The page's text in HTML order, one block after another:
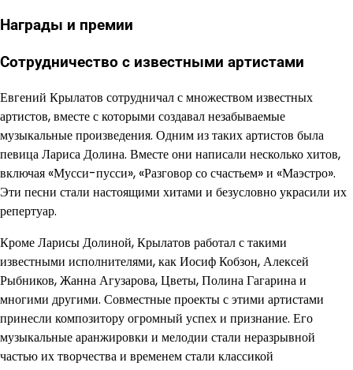
Награды и премии
Сотрудничество с известными артистами
Евгений Крылатов сотрудничал с множеством известных
артистов, вместе с которыми создавал незабываемые
музыкальные произведения. Одним из таких артистов была
певица Лариса Долина. Вместе они написали несколько хитов,
включая «Мусси-пусси», «Разговор со счастьем» и «Маэстро».
Эти песни стали настоящими хитами и безусловно украсили их
репертуар.
Кроме Ларисы Долиной, Крылатов работал с такими
известными исполнителями, как Иосиф Кобзон, Алексей
Рыбников, Жанна Агузарова, Цветы, Полина Гагарина и
многими другими. Совместные проекты с этими артистами
принесли композитору огромный успех и признание. Его
музыкальные аранжировки и мелодии стали неразрывной
частью их творчества и временем стали классикой